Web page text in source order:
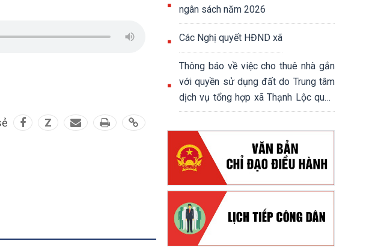
Z
ngân sách năm 2026
Các Nghị quyết HĐND xã
Thông báo về việc cho thuê nhà gắn
với quyền sử dụng đất do Trung tâm
dịch vụ tổng hợp xã Thạnh Lộc quản
lý, khai thác